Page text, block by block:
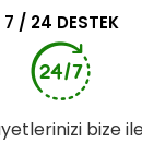
7 / 24 DESTEK
bize